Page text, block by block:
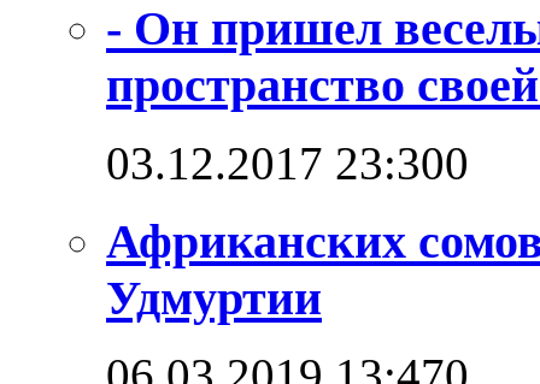
- Он пришел
пространство
03.12.2017 23:300
Африканских
Удмуртии